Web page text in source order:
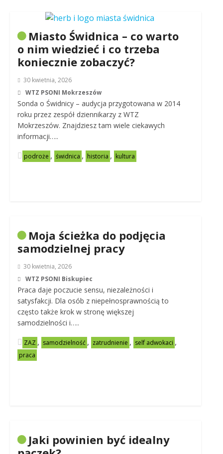
Miasto Świdnica – co warto
o nim wiedzieć i co trzeba
koniecznie zobaczyć?
30 kwietnia, 2026
WTZ PSONI Mokrzeszów
Sonda o Świdnicy – audycja przygotowana w 2014
roku przez zespół dziennikarzy z WTZ
Mokrzeszów. Znajdziesz tam wiele ciekawych
informacji…..
podroże , świdnica , historia , kultura
Moja ścieżka do podjęcia
samodzielnej pracy
30 kwietnia, 2026
WTZ PSONI Biskupiec
Praca daje poczucie sensu, niezależności i
satysfakcji. Dla osób z niepełnosprawnością to
często także krok w stronę większej
samodzielności i…..
ZAZ , samodzielność , zatrudnienie , self adwokaci ,
praca
Jaki powinien być idealny